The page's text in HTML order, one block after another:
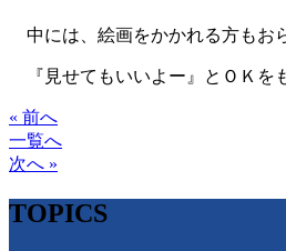
中には、絵画をかかれる方もお
『見せてもいいよー』とＯＫを
« 前へ
一覧へ
次へ »
TOPICS